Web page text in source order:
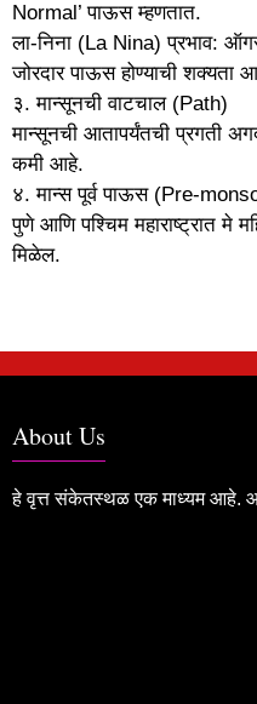
Normal’ पाऊस म्हणतात.
ला-निना (La Nina) प्रभाव:
जोरदार पाऊस होण्याची शक्यता
३. मान्सूनची वाटचाल (Path)
मान्सूनची आतापर्यंतची प्रगती
कमी आहे.
४. मान्स पूर्व पाऊस (Pre-
पुणे आणि पश्चिम महाराष्ट्रात मे
मिळेल.
About Us
हे वृत्त संकेतस्थळ एक माध्यम आहे.